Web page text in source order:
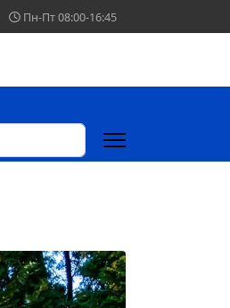
Пн-Пт 08:00-16:45